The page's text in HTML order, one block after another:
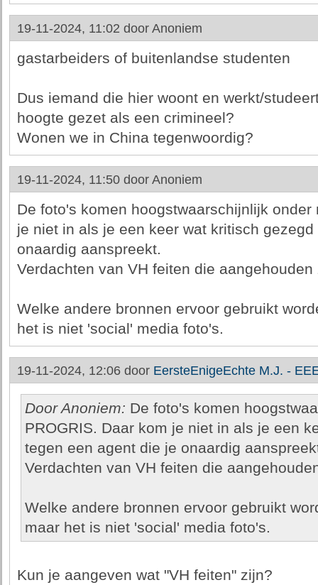
19-11-2024, 11:02 door Anoniem
gastarbeiders of buitenlandse studenten
Dus iemand die hier woont en werkt/
hoogte gezet als een crimineel?
Wonen we in China tegenwoordig?
19-11-2024, 11:50 door Anoniem
De foto's komen hoogstwaarschijnlijk onder
je niet in als je een keer wat kritisch
onaardig aanspreekt.
Verdachten van VH feiten die
Welke andere bronnen ervoor gebruikt
het is niet 'social' media foto's.
19-11-2024, 12:06 door EersteEnigeEchte M.J. -
Door Anoniem: De foto's komen
PROGRIS. Daar kom je niet in als je een
tegen een agent die je onaardig
Verdachten van VH feiten die
Welke andere bronnen ervoor gebruikt
maar het is niet 'social' media foto's.
Kun je aangeven wat "VH feiten" zijn?